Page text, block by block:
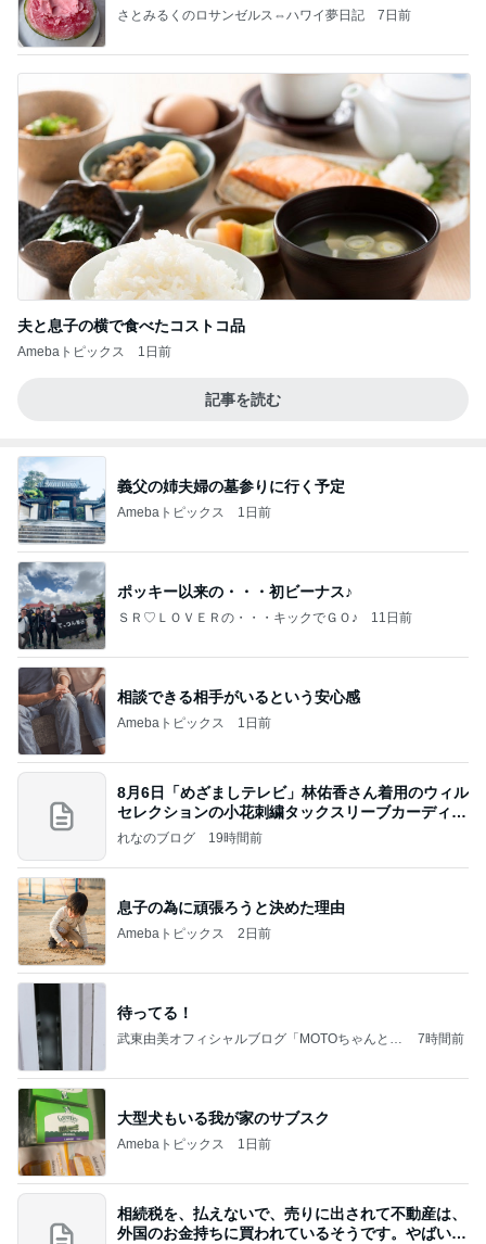
さとみるくのロサンゼルス⇔ハワイ夢日記 7日前
夫と息子の横で食べたコストコ品
Amebaトピックス 1日前
記事を読む
義父の姉夫婦の墓参りに行く予定
Amebaトピックス 1日前
ポッキー以来の・・・初ビーナス♪
ＳＲ♡ＬＯＶＥＲの・・・キックでＧＯ♪ 11日前
相談できる相手がいるという安心感
Amebaトピックス 1日前
8月6日「めざましテレビ」林佑香さん着用のウィル
セレクションの小花刺繍タックスリーブカーディガ
ン
れなのブログ 19時間前
息子の為に頑張ろうと決めた理由
Amebaトピックス 2日前
待ってる！
武東由美オフィシャルブログ「MOTOちゃんとの
7時間前
大型犬もいる我が家のサブスク
Amebaトピックス 1日前
相続税を、払えないで、売りに出されて不動産は、
外国のお金持ちに買われているそうです。やばいで